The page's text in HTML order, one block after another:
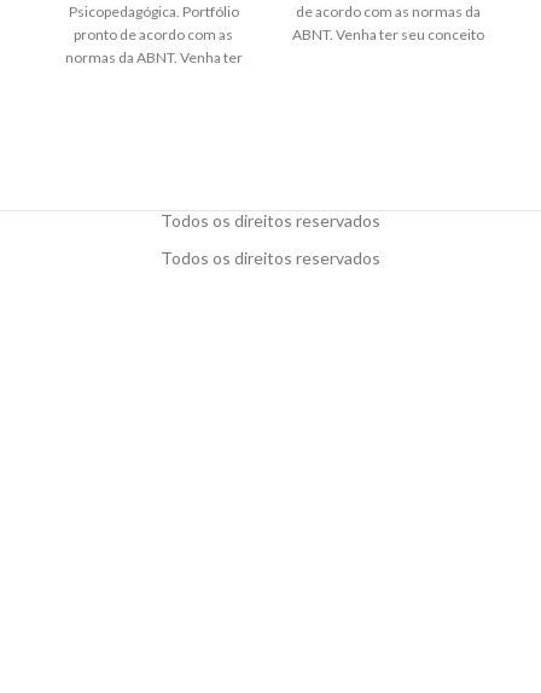
Psicopedagógica. Portfólio
pronto de acordo com as
normas da ABNT. Venha ter
de acordo com as normas da
ABNT. Venha ter seu conceito
Todos os direitos reservados
Todos os direitos reservados